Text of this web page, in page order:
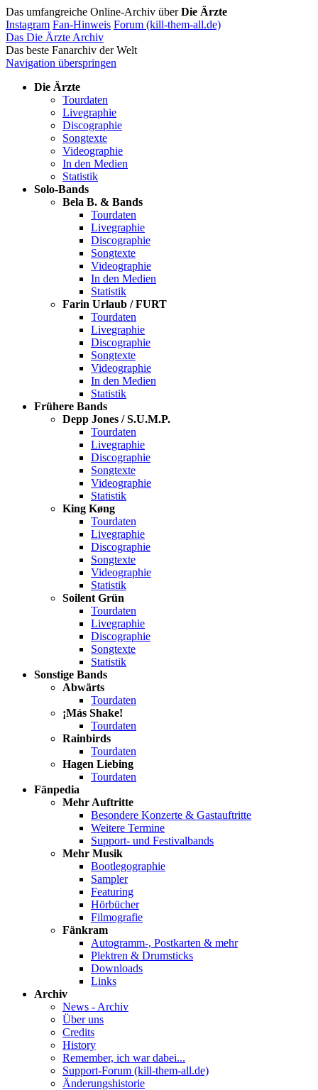
Das umfangreiche Online-Archiv überDie Ärzte
Instagram Fan-Hinweis Forum (kill-them-all.de)
Das Die Ärzte Archiv
Das beste Fanarchiv der Welt
Navigation überspringen
Die Ärzte
Tourdaten
Livegraphie
Discographie
Songtexte
Videographie
In den Medien
Statistik
Solo-Bands
Bela B. & Bands
Tourdaten
Livegraphie
Discographie
Songtexte
Videographie
In den Medien
Statistik
Farin Urlaub / FURT
Tourdaten
Livegraphie
Discographie
Songtexte
Videographie
In den Medien
Statistik
Frühere Bands
Depp Jones / S.U.M.P.
Tourdaten
Livegraphie
Discographie
Songtexte
Videographie
Statistik
King Køng
Tourdaten
Livegraphie
Discographie
Songtexte
Videographie
Statistik
Soilent Grün
Tourdaten
Livegraphie
Discographie
Songtexte
Statistik
Sonstige Bands
Abwärts
Tourdaten
¡Más Shake!
Tourdaten
Rainbirds
Tourdaten
Hagen Liebing
Tourdaten
Fänpedia
Mehr Auftritte
Besondere Konzerte & Gastauftritte
Weitere Termine
Support- und Festivalbands
Mehr Musik
Bootlegographie
Sampler
Featuring
Hörbücher
Filmografie
Fänkram
Autogramm-, Postkarten & mehr
Plektren & Drumsticks
Downloads
Links
Archiv
News - Archiv
Über uns
Credits
History
Remember, ich war dabei...
Support-Forum (kill-them-all.de)
Änderungshistorie